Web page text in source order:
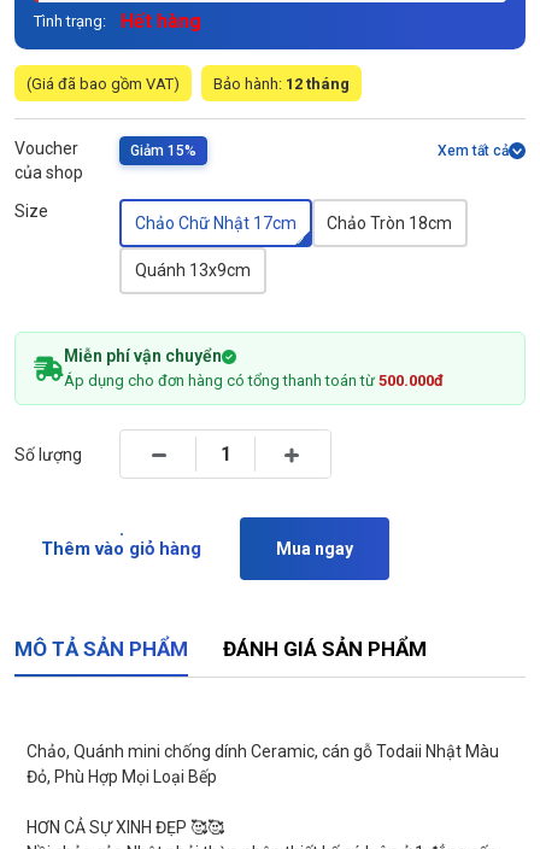
Tình trạng: Hết hàng
(Giá đã bao gồm VAT) Bảo hành: 12 tháng
Voucher
của shop
Giảm 15% Xem tất cả
Size
Chảo Chữ Nhật 17cm Chảo Tròn 18cm
Quánh 13x9cm
Miễn phí vận chuyển
Áp dụng cho đơn hàng có tổng thanh toán từ 500.000đ
Số lượng
Thêm vào giỏ hàng Mua ngay
MÔ TẢ SẢN PHẨM ĐÁNH GIÁ SẢN PHẨM
Chảo, Quánh mini chống dính Ceramic, cán gỗ Todaii Nhật Màu
Đỏ, Phù Hợp Mọi Loại Bếp
HƠN CẢ SỰ XINH ĐẸP 🥰🥰